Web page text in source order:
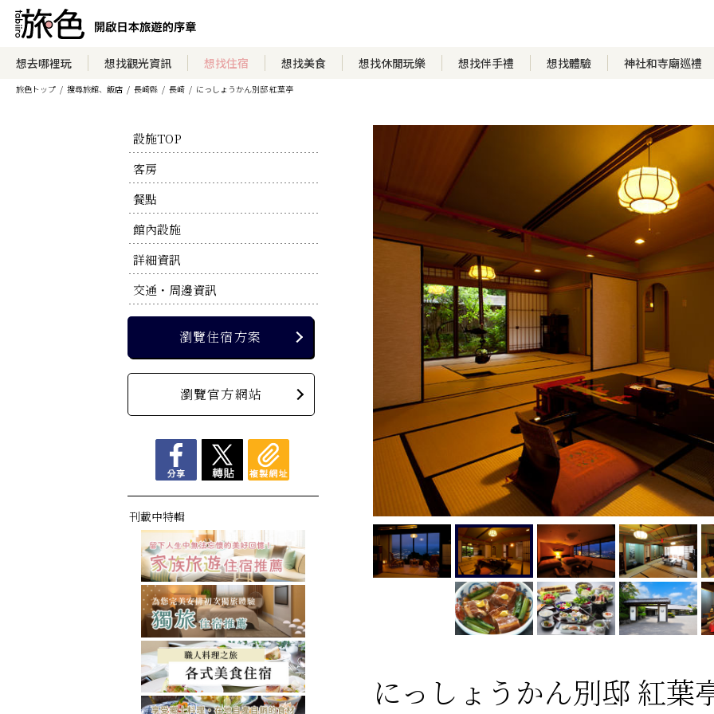
想去哪裡玩 想找觀光資訊 想找住宿 想找美食 想找休閒玩樂 想找伴手禮 想找體驗 神社和寺廟巡禮
旅色トップ 搜尋旅館、飯店 長崎縣 長崎 にっしょうかん別邸 紅葉亭
設施TOP
客房
餐點
館內設施
詳細資訊
交通・周邊資訊
瀏覽住宿方案
瀏覽官方網站
刊載中特輯
瀏覽住宿方案
瀏覽官方網站
にっしょうかん別邸 紅葉